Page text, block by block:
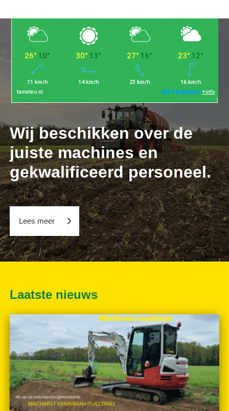
Wij beschikken over de
juiste machines en
gekwalificeerd personeel.
Lees meer
Laatste nieuws